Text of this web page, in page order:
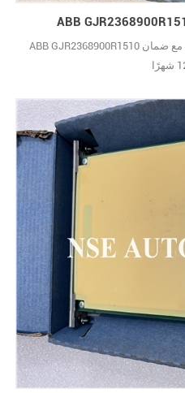
ABB GJR2368900R1510 وصول جديد بسعر جيد جودة عالية ، مع ضمان